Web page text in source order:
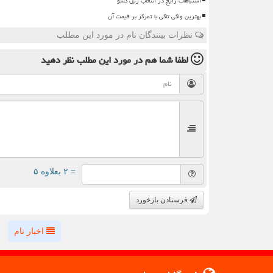
بهترین واکی تاکی با تمرکز بر قیمت آن
نظرات بینندگان نام در مورد این مطلب
لطفا شما همدر مورد این مطلبنظر دهید
= ۲ بعلاوه ۵
فرستادن بازخورد
اخبار نام